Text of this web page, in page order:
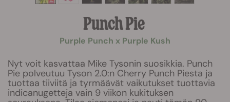
Punch Pie
Purple Punch x Purple Kush
Nyt voit kasvattaa Mike Tysonin suosikkia. Punch
Pie polveutuu Tyson 2.0:n Cherry Punch Piesta ja
tuottaa tiiviitä ja tyrmäävät vaikutukset tuottavia
indicanugetteja vain 9 viikon kukituksen